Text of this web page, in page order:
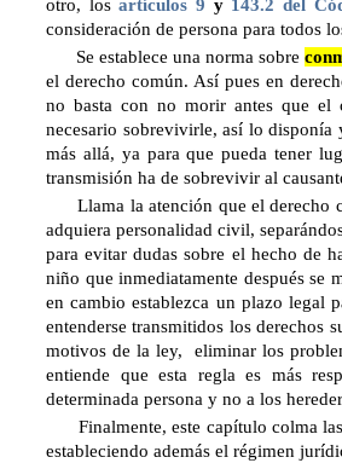
otro, losartículos 9 y 143.2 del
consideración de persona para todos
Se establece una norma sobre
el derecho común. Así pues en
no basta con no morir antes que el
necesario sobrevivirle, así lo
más allá, ya para que pueda tener
transmisión ha de sobrevivir al
Llama la atención que el derecho
adquiera personalidad civil,
para evitar dudas sobre el hecho de
niño que inmediatamente después se
en cambio establezca un plazo legal
entenderse transmitidos los derechos
motivos de la ley, eliminar los
entiende que esta regla es más
determinada persona y no a los
Finalmente, este capítulo colma las
estableciendo además el régimen